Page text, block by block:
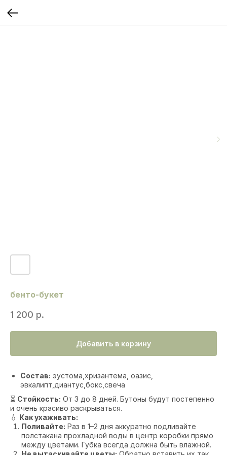
бенто-букет
1 200 р.
Добавить в корзину
Состав: эустома,хризантема, оазис,
эвкалипт,диантус,бокс,свеча
⏳ Стойкость: От 3 до 8 дней. Бутоны будут постепенно
и очень красиво раскрываться.
💧 Как ухаживать:
Поливайте: Раз в 1–2 дня аккуратно подливайте
полстакана прохладной воды в центр коробки прямо
между цветами. Губка всегда должна быть влажной.